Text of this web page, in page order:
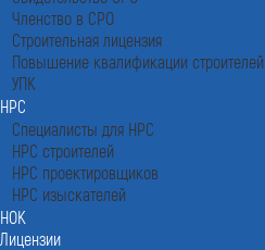
Членство в СРО
Строительная лицензия
Повышение квалификации строителей
УПК
НРС
Специалисты для НРС
НРС строителей
НРС проектировщиков
НРС изыскателей
НОК
Лицензии